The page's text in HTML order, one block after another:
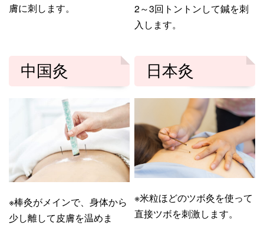
膚に刺します。
2～3回トントンして鍼を刺
入します。
中国灸
※棒灸がメインで、身体から
少し離して皮膚を温めま
日本灸
※米粒ほどのツボ灸を使って
直接ツボを刺激します。